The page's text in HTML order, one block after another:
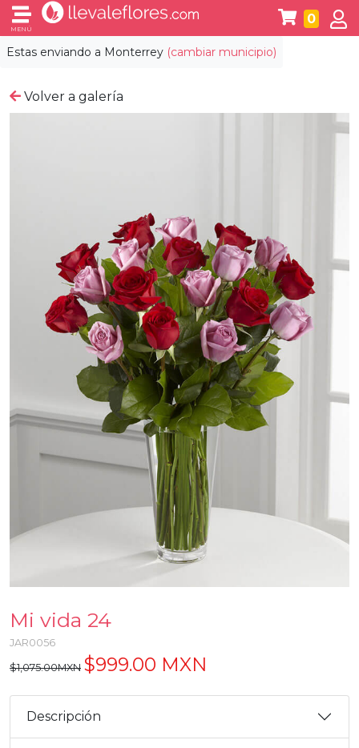
Estas enviando a Monterrey (cambiar municipio)
MENÚ
0
Volver a galería
Mi vida 24
JAR0056
$1,075.00MXN $999.00 MXN
Descripción